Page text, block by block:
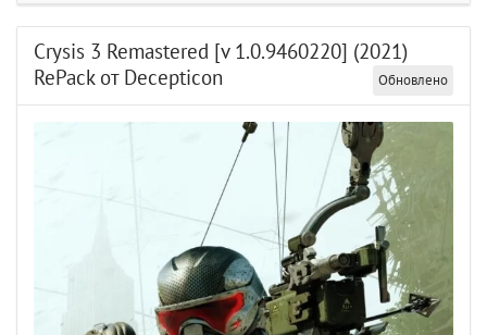
Crysis 3 Remastered [v 1.0.9460220] (2021)
RePack от Decepticon
Обновлено